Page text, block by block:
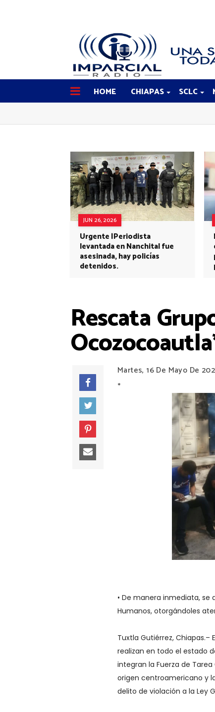
HOME CHIAPAS SCLC
JUN 26, 2026
Urgente |Periodista
levantada en Nanchital fue
asesinada, hay policías
detenidos.
Rescata
Martes, 16 De Mayo De
*
• De manera inmediata,
Humanos, otorgándoles
Tuxtla Gutiérrez,
realizan en todo el estado
integran la Fuerza de
origen centroamericano y
delito de violación a la Ley